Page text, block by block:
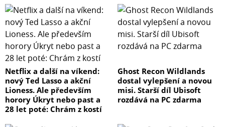
Netflix a další na víkend:
nový Ted Lasso a akční
Lioness. Ale především
horory Úkryt nebo past a
28 let poté: Chrám z kostí
Ghost Recon Wildlands
dostal vylepšení a novou
misi. Starší díl Ubisoft
rozdává na PC zdarma